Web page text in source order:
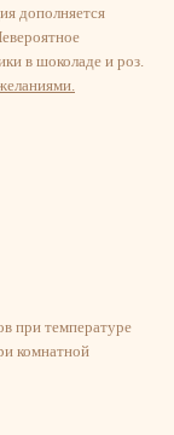
дополняется
в шоколаде и роз.
при температуре
комнатной